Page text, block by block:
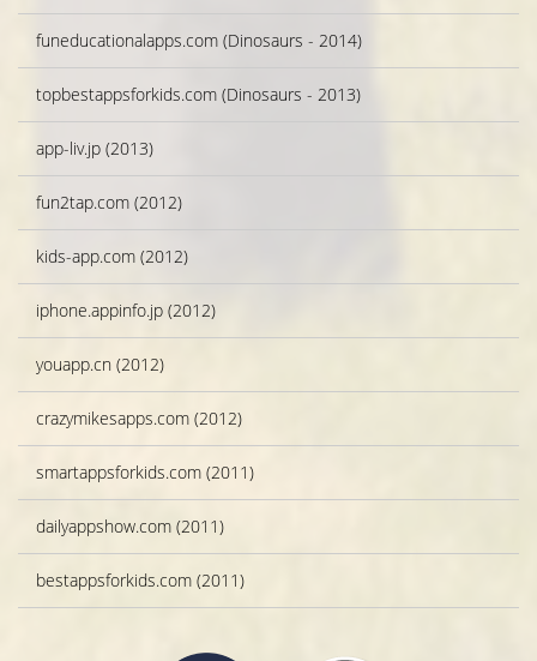
funeducationalapps.com (Dinosaurs - 2014)
topbestappsforkids.com (Dinosaurs - 2013)
app-liv.jp (2013)
fun2tap.com (2012)
kids-app.com (2012)
iphone.appinfo.jp (2012)
youapp.cn (2012)
crazymikesapps.com (2012)
smartappsforkids.com (2011)
dailyappshow.com (2011)
bestappsforkids.com (2011)